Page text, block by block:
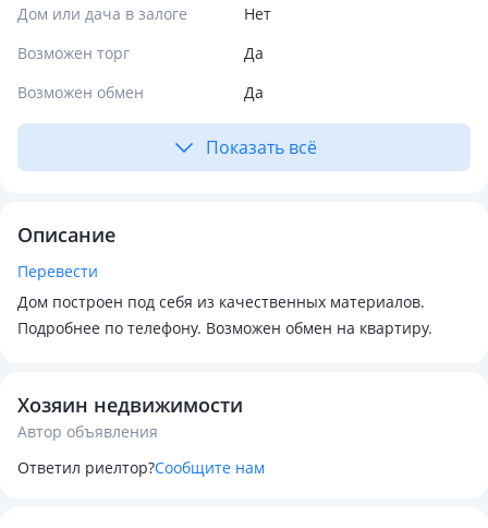
Дом или дача в залоге
Нет
Возможен торг
Да
Возможен обмен
Да
Показать всё
Описание
Перевести
Дом построен под себя из качественных материалов.
Подробнее по телефону. Возможен обмен на квартиру.
Хозяин недвижимости
Автор объявления
Ответил риелтор?Сообщите нам